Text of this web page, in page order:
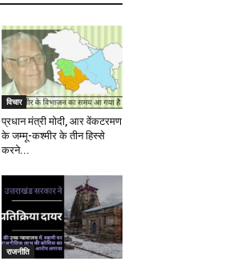
विचार
प्रधान मंत्री मोदी, आर वेंकटरमण
के जम्मू-कश्मीर के तीन हिस्से
करने...
राजनीति